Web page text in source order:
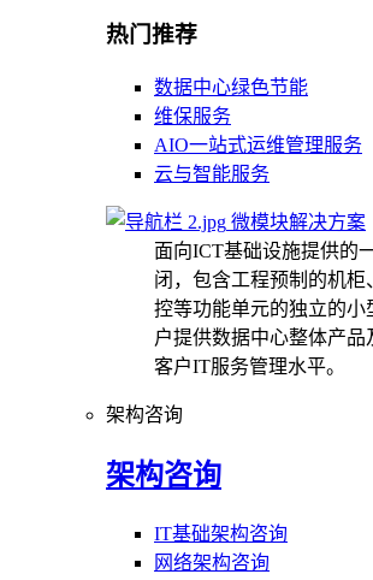
热门推荐
数据中心绿色节能
维保服务
AIO一站式运维管理服务
云与智能服务
微模块解决方案
面向ICT基础设施提供的
闭，包含工程预制的机
控等功能单元的独立的小
户提供数据中心整体产
客户IT服务管理水平。
架构咨询
架构咨询
IT基础架构咨询
网络架构咨询